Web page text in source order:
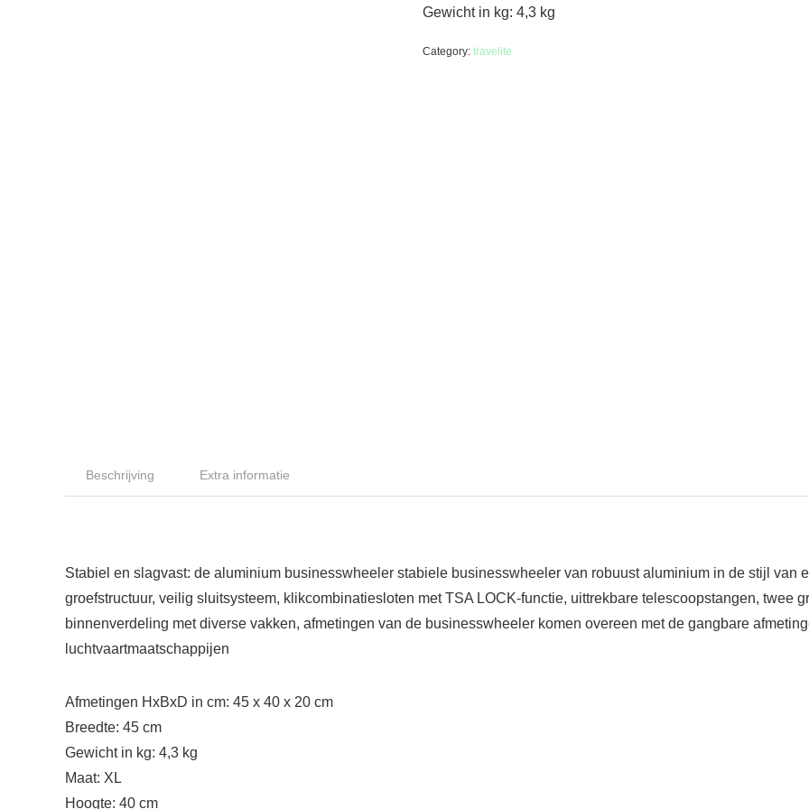
Gewicht in kg: 4,3 kg
Category: travelite
Beschrijving Extra informatie
Stabiel en slagvast: de aluminium businesswheeler stabiele businesswheeler van robuust aluminium in de stijl van
groefstructuur, veilig sluitsysteem, klikcombinatiesloten met TSA LOCK-functie, uittrekbare telescoopstangen, twee
binnenverdeling met diverse vakken, afmetingen van de businesswheeler komen overeen met de gangbare
luchtvaartmaatschappijen
Afmetingen HxBxD in cm: 45 x 40 x 20 cm
Breedte: 45 cm
Gewicht in kg: 4,3 kg
Maat: XL
Hoogte: 40 cm